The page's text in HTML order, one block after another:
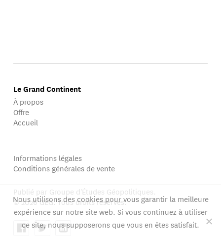
Le Grand Continent
À propos
Offre
Accueil
Informations légales
Conditions générales de vente
Publié par Groupe d'Études Géopolitiques.
© 2026 GEG. Tous droits réservés.
Nous utilisons des cookies pour vous garantir la meilleure
expérience sur notre site web. Si vous continuez à utiliser
ce site, nous supposerons que vous en êtes satisfait.